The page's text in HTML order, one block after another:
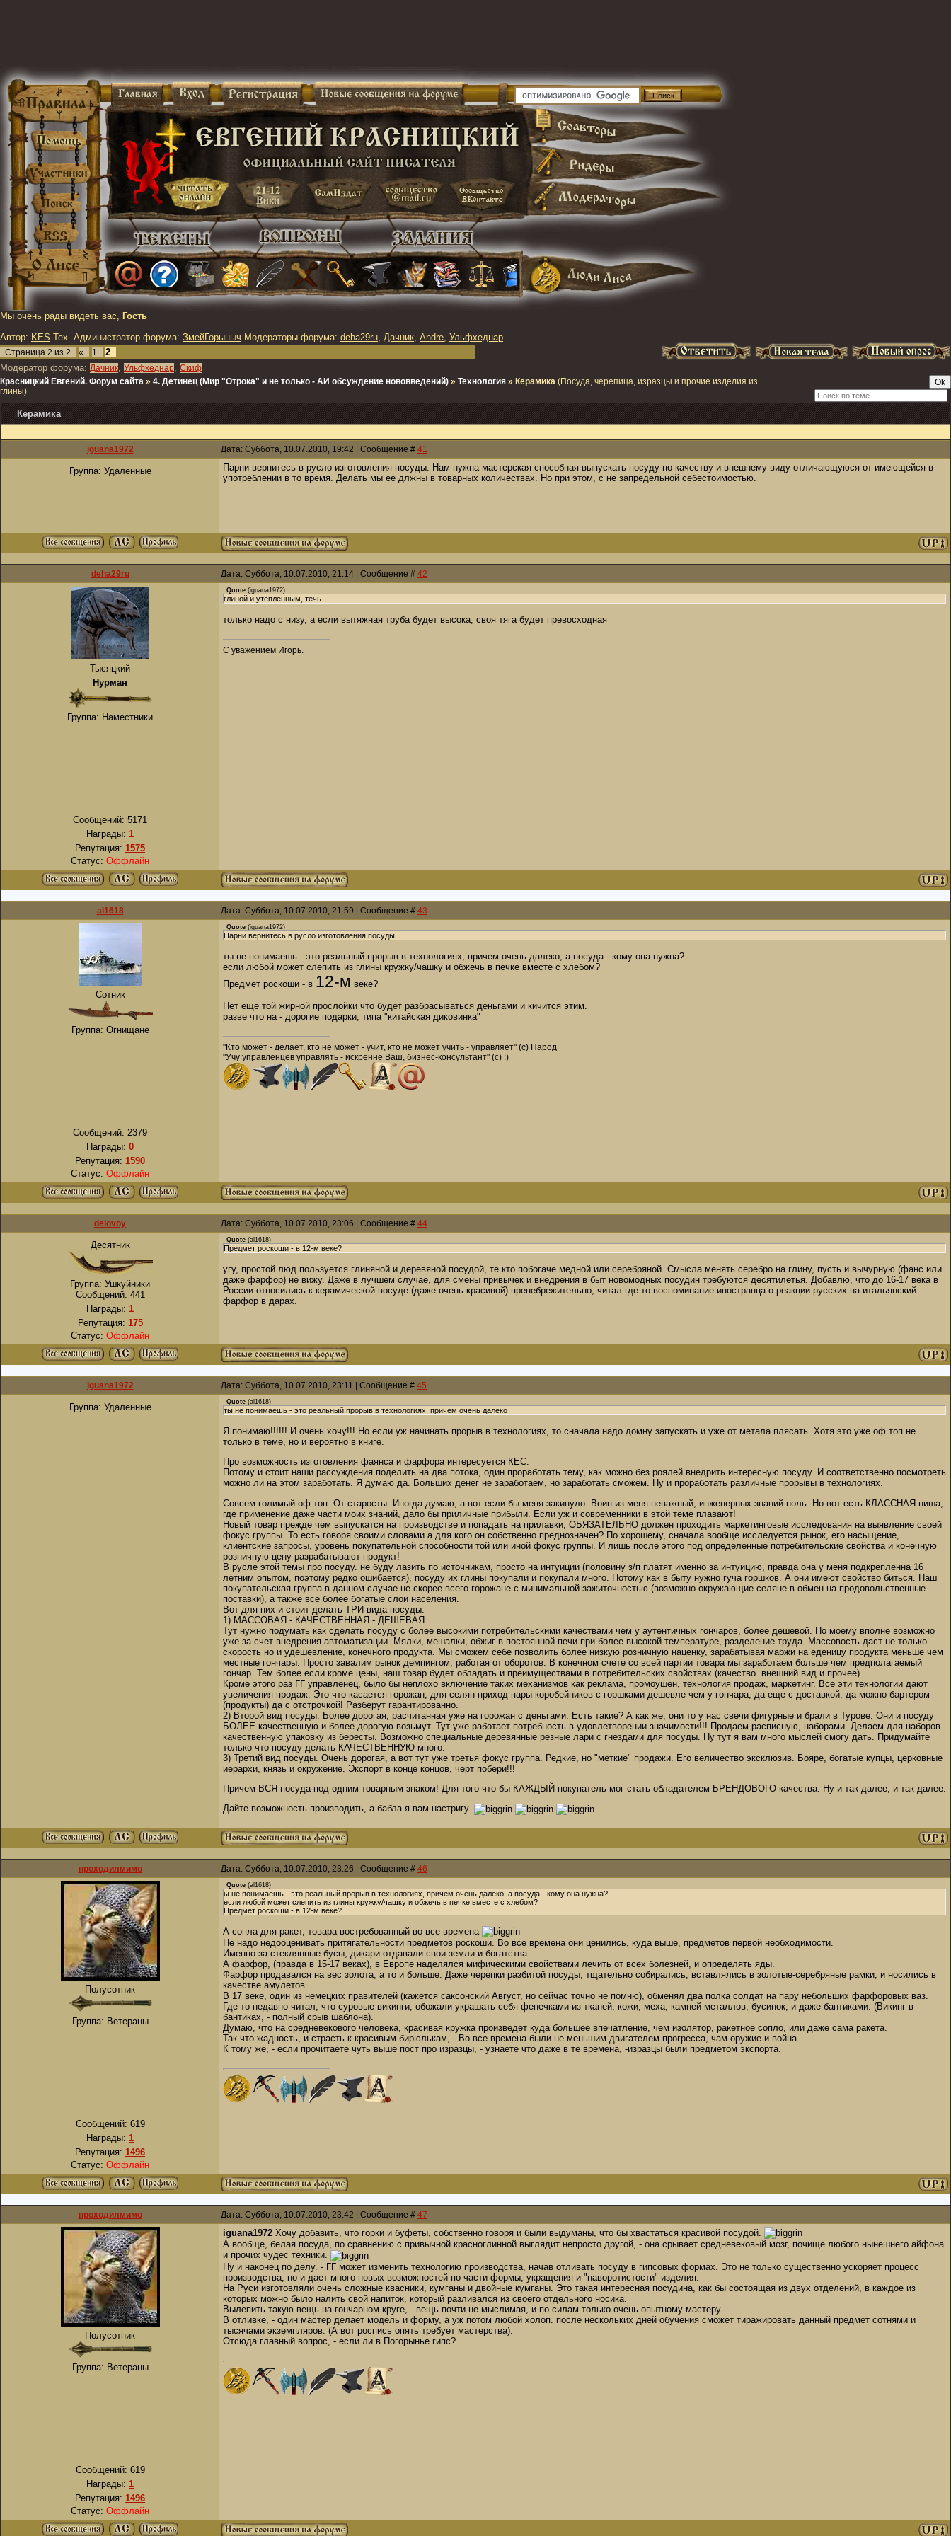
Мы очень рады видеть вас, Гость
Автор: KES Тех. Администратор форума: ЗмейГорыныч Модераторы форума: deha29ru, Дачник, Andre, Ульфхеднар
Страница 2 из 2 « 1
2
Модератор форума: Дачник, Ульфхеднар, Скиф
Красницкий Евгений. Форум сайта » 4. Детинец (Мир "Отрока" и не только - АИ обсуждение нововведений) » Технология » Керамика (Посуда, черепица, изразцы и прочие изделия из
глины)
Керамика
iguana1972 Дата: Суббота, 10.07.2010, 19:42 | Сообщение # 41
Группа: Удаленные
Парни вернитесь в русло изготовления посуды. Нам нужна мастерская способная выпускать посуду по качеству и внешнему виду отличающуюся от имеющейся в
употреблении в то время. Делать мы ее длжны в товарных количествах. Но при этом, с не запредельной себестоимостью.
deha29ru Дата: Суббота, 10.07.2010, 21:14 | Сообщение # 42
Тысяцкий
Нурман
Группа: Наместники
Сообщений: 5171
Награды: 1
Репутация: 1575
Статус: Оффлайн
Quote (iguana1972)
глиной и утепленным, течь.
только надо с низу, а если вытяжная труба будет высока, своя тяга будет превосходная
С уважением Игорь.
al1618 Дата: Суббота, 10.07.2010, 21:59 | Сообщение # 43
Сотник
Группа: Огнищане
Сообщений: 2379
Награды: 0
Репутация: 1590
Статус: Оффлайн
Quote (iguana1972)
Парни вернитесь в русло изготовления посуды.
ты не понимаешь - это реальный прорыв в технологиях, причем очень далеко, а посуда - кому она нужна?
если любой может слепить из глины кружку/чашку и обжечь в печке вместе с хлебом?
Предмет роскоши - в 12-м веке?
Нет еще той жирной прослойки что будет разбрасываться деньгами и кичится этим.
разве что на - дорогие подарки, типа "китайская диковинка"
"Кто может - делает, кто не может - учит, кто не может учить - управляет" (с) Народ
"Учу управленцев управлять - искренне Ваш, бизнес-консультант" (с) :)
delovoy Дата: Суббота, 10.07.2010, 23:06 | Сообщение # 44
Десятник
Группа: Ушкуйники
Сообщений: 441
Награды: 1
Репутация: 175
Статус: Оффлайн
Quote (al1618)
Предмет роскоши - в 12-м веке?
угу, простой люд пользуется глиняной и деревяной посудой, те кто побогаче медной или серебряной. Смысла менять серебро на глину, пусть и вычурную (фанс или
даже фарфор) не вижу. Даже в лучшем случае, для смены привычек и внедрения в быт новомодных посудин требуются десятилетья. Добавлю, что до 16-17 века в
России относились к керамической посуде (даже очень красивой) пренебрежительно, читал где то воспоминание иностранца о реакции русских на итальянский
фарфор в дарах.
iguana1972 Дата: Суббота, 10.07.2010, 23:11 | Сообщение # 45
Группа: Удаленные Quote (al1618)
ты не понимаешь - это реальный прорыв в технологиях, причем очень далеко
Я понимаю!!!!!! И очень хочу!!! Но если уж начинать прорыв в технологиях, то сначала надо домну запускать и уже от метала плясать. Хотя это уже оф топ не
только в теме, но и вероятно в книге.
Про возможность изготовления фаянса и фарфора интересуется КЕС.
Потому и стоит наши рассуждения поделить на два потока, один проработать тему, как можно без роялей внедрить интересную посуду. И соответственно посмотреть
можно ли на этом заработать. Я думаю да. Больших денег не заработаем, но заработать сможем. Ну и проработать различные прорывы в технологиях.
Совсем голимый оф топ. От старосты. Иногда думаю, а вот если бы меня закинуло. Воин из меня неважный, инженерных знаний ноль. Но вот есть КЛАССНАЯ ниша,
где применение даже части моих знаний, дало бы приличные прибыли. Если уж и современники в этой теме плавают!
Новый товар прежде чем выпускатся на производстве и попадать на прилавки, ОБЯЗАТЕЛЬНО должен проходить маркетинговые исследования на выявление своей
фокус группы. То есть говоря своими словами а для кого он собственно преднозначен? По хорошему, сначала вообще исследуется рынок, его насыщение,
клиентские запросы, уровень покупательной способности той или иной фокус группы. И лишь после этого под определенные потребительские свойства и конечную
розничную цену разрабатывают продукт!
В русле этой темы про посуду. не буду лазить по источникам, просто на интуиции (половину з/п платят именно за интуицию, правда она у меня подкрепленна 16
летним опытом, поэтому редко ошибается), посуду их глины покупали и покупали много. Потому как в быту нужно гуча горшков. А они имеют свойство биться. Наш
покупательская группа в данном случае не скорее всего горожане с минимальной зажиточностью (возможно окружающие селяне в обмен на продовольственные
поставки), а также все более богатые слои населения.
Вот для них и стоит делать ТРИ вида посуды.
1) МАССОВАЯ - КАЧЕСТВЕННАЯ - ДЕШЁВАЯ.
Тут нужно подумать как сделать посуду с более высокими потребительскими качествами чем у аутентичных гончаров, более дешевой. По моему вполне возможно
уже за счет внедрения автоматизации. Мялки, мешалки, обжиг в постоянной печи при более высокой температуре, разделение труда. Массовость даст не только
скорость но и удешевление, конечного продукта. Мы сможем себе позволить более низкую розничную наценку, зарабатывая маржи на еденицу продукта меньше чем
местные гончары. Просто завалим рынок демпингом, работая от оборотов. В конечном счете со всей партии товара мы заработаем больше чем предполагаемый
гончар. Тем более если кроме цены, наш товар будет обладать и преимуществами в потребительских свойствах (качество. внешний вид и прочее).
Кроме этого раз ГГ управленец, было бы неплохо включение таких механизмов как реклама, промоушен, технология продаж, маркетинг. Все эти технологии дают
увеличения продаж. Это что касается горожан, для селян приход пары коробейников с горшками дешевле чем у гончара, да еще с доставкой, да можно бартером
(продукты) да с отстрочкой! Разберут гарантированно.
2) Второй вид посуды. Более дорогая, расчитанная уже на горожан с деньгами. Есть такие? А как же, они то у нас свечи фигурные и брали в Турове. Они и посуду
БОЛЕЕ качественную и более дорогую возьмут. Тут уже работает потребность в удовлетворении значимости!!! Продаем расписную, наборами. Делаем для наборов
качественную упаковку из бересты. Возможно специальные деревянные резные лари с гнездами для посуды. Ну тут я вам много мыслей смогу дать. Придумайте
только что посуду делать КАЧЕСТВЕННУЮ много.
3) Третий вид посуды. Очень дорогая, а вот тут уже третья фокус группа. Редкие, но "меткие" продажи. Его величество эксклюзив. Бояре, богатые купцы, церковные
иерархи, князь и окружение. Экспорт в конце концов, черт побери!!!
Причем ВСЯ посуда под одним товарным знаком! Для того что бы КАЖДЫЙ покупатель мог стать обладателем БРЕНДОВОГО качества. Ну и так далее, и так далее.
Дайте возможность производить, а бабла я вам настригу.
проходилмимо Дата: Суббота, 10.07.2010, 23:26 | Сообщение # 46
Полусотник
Группа: Ветераны
Сообщений: 619
Награды: 1
Репутация: 1496
Статус: Оффлайн
Quote (al1618)
ы не понимаешь - это реальный прорыв в технологиях, причем очень далеко, а посуда - кому она нужна?
если любой может слепить из глины кружку/чашку и обжечь в печке вместе с хлебом?
Предмет роскоши - в 12-м веке?
А сопла для ракет, товара востребованный во все времена
Не надо недооценивать притягательности предметов роскоши. Во все времена они ценились, куда выше, предметов первой необходимости.
Именно за стеклянные бусы, дикари отдавали свои земли и богатства.
А фарфор, (правда в 15-17 веках), в Европе наделялся мифическими свойствами лечить от всех болезней, и определять яды.
Фарфор продавался на вес золота, а то и больше. Даже черепки разбитой посуды, тщательно собирались, вставлялись в золотые-серебряные рамки, и носились в
качестве амулетов.
В 17 веке, один из немецких правителей (кажется саксонский Август, но сейчас точно не помню), обменял два полка солдат на пару небольших фарфоровых ваз.
Где-то недавно читал, что суровые викинги, обожали украшать себя фенечками из тканей, кожи, меха, камней металлов, бусинок, и даже бантиками. (Викинг в
бантиках, - полный срыв шаблона).
Думаю, что на средневекового человека, красивая кружка произведет куда большее впечатление, чем изолятор, ракетное сопло, или даже сама ракета.
Так что жадность, и страсть к красивым бирюлькам, - Во все времена были не меньшим двигателем прогресса, чам оружие и война.
К тому же, - если прочитаете чуть выше пост про изразцы, - узнаете что даже в те времена, -изразцы были предметом экспорта.
проходилмимо Дата: Суббота, 10.07.2010, 23:42 | Сообщение # 47
Полусотник
Группа: Ветераны
Сообщений: 619
Награды: 1
Репутация: 1496
Статус: Оффлайн
iguana1972 Хочу добавить, что горки и буфеты, собственно говоря и были выдуманы, что бы хвастаться красивой посудой.
А вообще, белая посуда, по сравнению с привычной красноглинной выглядит непросто другой, - она срывает средневековый мозг, почище любого нынешнего айфона
и прочих чудес техники.
Ну и наконец по делу. - ГГ может изменить технологию производства, начав отливать посуду в гипсовых формах. Это не только существенно ускоряет процесс
производства, но и дает много новых возможностей по части формы, укращения и "наворотистости" изделия.
На Руси изготовляли очень сложные квасники, кумганы и двойные кумганы. Это такая интересная посудина, как бы состоящая из двух отделений, в каждое из
которых можно было налить свой напиток, который разливался из своего отдельного носика.
Вылепить такую вещь на гончарном круге, - вещь почти не мыслимая, и по силам только очень опытному мастеру.
В отливке, - один мастер делает модель и форму, а уж потом любой холоп. после нескольких дней обучения сможет тиражировать данный предмет сотнями и
тысячами экземпляров. (А вот роспись опять требует мастерства).
Отсюда главный вопрос, - если ли в Погорынье гипс?